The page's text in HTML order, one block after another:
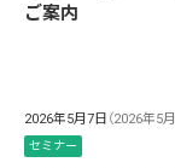
ご案内
2026年5月7日 （2026年5
セミナー